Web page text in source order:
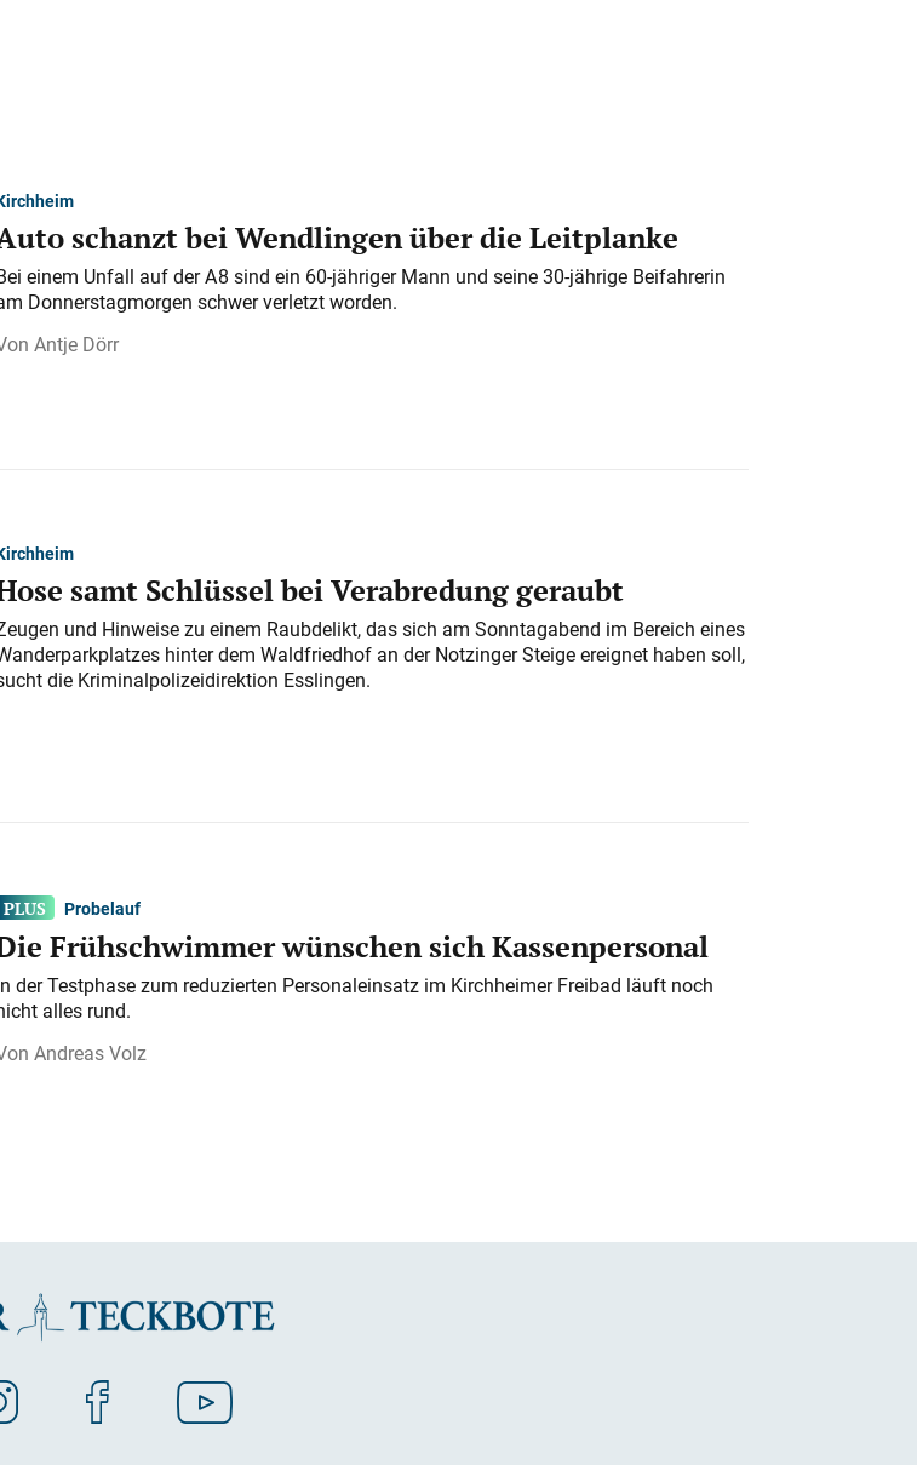
schanzt bei Wendlingen über die Leitplanke
einem Unfall auf der A 8 sind ein 60-jähriger Mann und seine 30-jährige Beifahrerin
Donnerstagmorgen schwer verletzt worden.
Antje Dörr
samt Schlüssel bei Verabredung geraubt
und Hinweise zu einem Raubdelikt, das sich am Sonntagabend im Bereich eines
hinter dem Waldfriedhof an der Notzinger Steige ereignet haben soll,
die Kriminalpolizeidirektion Esslingen.
Probelauf
Frühschwimmer wünschen sich Kassenpersonal
der Testphase zum reduzierten Personaleinsatz im Kirchheimer Freibad läuft noch
alles rund.
Andreas Volz